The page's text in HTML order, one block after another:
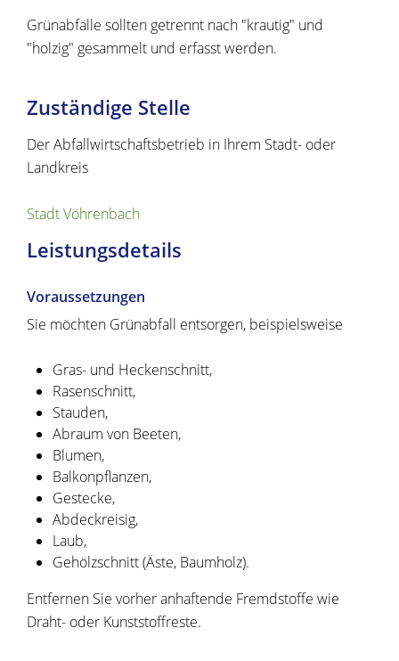
Grünabfälle sollten getrennt nach "krautig" und
"holzig" gesammelt und erfasst werden.
Zuständige Stelle
Der Abfallwirtschaftsbetrieb in Ihrem Stadt- oder
Landkreis
Stadt Vöhrenbach
Leistungsdetails
Voraussetzungen
Sie möchten Grünabfall entsorgen, beispielsweise
Gras- und Heckenschnitt,
Rasenschnitt,
Stauden,
Abraum von Beeten,
Blumen,
Balkonpflanzen,
Gestecke,
Abdeckreisig,
Laub,
Gehölzschnitt (Äste, Baumholz).
Entfernen Sie vorher anhaftende Fremdstoffe wie
Draht- oder Kunststoffreste.